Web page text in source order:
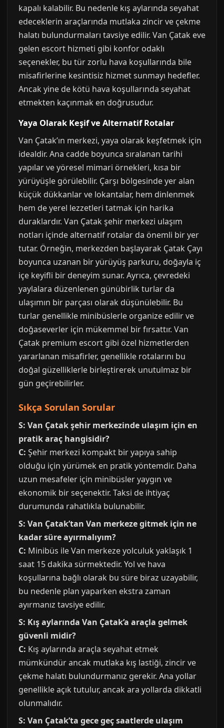
kapalı kalabilir. Bu nedenle kış aylarında seyahat
edeceklerin araçlarında mutlaka zincir ve çekme
halatı bulundurmaları tavsiye edilir. Van Çatak eve
gelen escort hizmeti gibi konfor odaklı
seçenekler, bu tür zorlu hava koşullarında bile
misafirlerine kesintisiz hizmet sunmayı hedefler.
Ancak yine de kötü hava koşullarında seyahat
etmekten kaçınmak en doğrusudur.
Yaya Olarak Keşif ve Alternatif Rotalar
Van Çatak’ın merkezi, yaya olarak keşfetmek için
idealdir. Ana cadde boyunca sıralanan tarihi
yapılar ve yöresel mimari örnekleri, kısa bir
yürüyüşle görülebilir. Çarşı bölgesinde yer alan
küçük dükkanlar ve lokantalar, hem dinlenmek
hem de yerel lezzetleri tatmak için harika
duraklardır. Van Çatak şehir merkezi ulaşım
notları içinde alternatif rotalar da önemli bir yer
tutar. Örneğin, merkezden başlayarak Çatak Çayı
boyunca uzanan bir yürüyüş parkuru, doğayla iç
içe keyifli bir deneyim sunar. Ayrıca, çevredeki
yaylalara düzenlenen günübirlik turlar da
ulaşımın bir parçası olarak düşünülebilir. Bu
turlar genellikle minibüslerle organize edilir ve
doğaseverler için mükemmel bir fırsattır. Van
Çatak premium escort gibi özel hizmetlerden
yararlanan misafirler, genellikle rotalarını bu
doğal güzelliklerle birleştirerek unutulmaz bir
gün geçirebilirler.
Sıkça Sorulan Sorular
S: Van Çatak şehir merkezinde ulaşım için en
pratik araç hangisidir?
C: Şehir merkezi kompakt bir yapıya sahip
olduğu için yürümek en pratik yöntemdir. Daha
uzun mesafeler için minibüsler yaygın ve
ekonomik bir seçenektir. Taksi de ihtiyaç
durumunda rahatlıkla bulunabilir.
S: Van Çatak’tan Van merkeze gitmek için ne
kadar süre ayırmalıyım?
C: Minibüs ile Van merkeze yolculuk yaklaşık 1
saat 15 dakika sürmektedir. Yol ve hava
koşullarına bağlı olarak bu süre biraz uzayabilir,
bu nedenle plan yaparken ekstra zaman
ayırmanız tavsiye edilir.
S: Kış aylarında Van Çatak’a araçla gelmek
güvenli midir?
C: Kış aylarında araçla seyahat etmek
mümkündür ancak mutlaka kış lastiği, zincir ve
çekme halatı bulundurmanız gerekir. Ana yollar
genellikle açık tutulur, ancak ara yollarda dikkatli
olunmalıdır.
S: Van Çatak’ta gece geç saatlerde ulaşım